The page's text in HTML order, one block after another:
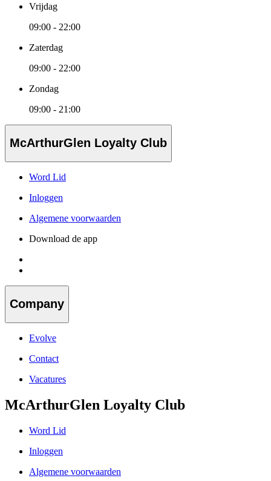
Vrijdag
09:00 - 22:00
Zaterdag
09:00 - 22:00
Zondag
09:00 - 21:00
McArthurGlen Loyalty Club
Word Lid
Inloggen
Algemene voorwaarden
Download de app
Company
Evolve
Contact
Vacatures
McArthurGlen Loyalty Club
Word Lid
Inloggen
Algemene voorwaarden